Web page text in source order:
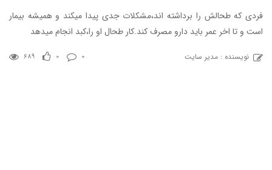
فردی که طحالش را برداشته اند،مشکلات جدی پیدا میکند و همیشه بیمار
است و تا اخر عمر باید دارو مصرف کند.کار طحال او را،کبد انجام میدهد
نویسنده : مدیر سایت 689 0 0